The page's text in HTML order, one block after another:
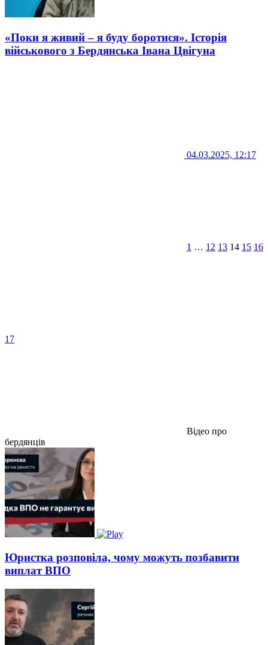
«Поки я живий – я буду боротися». Історія
військового з Бердянська Івана Цвігуна
04.03.2025, 12:17
1 … 12 13 14 15 16
17
Відео про
бердянців
Юристка розповіла, чому можуть позбавити
виплат ВПО